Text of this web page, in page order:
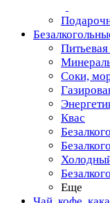
Соки,
Квас
Еще